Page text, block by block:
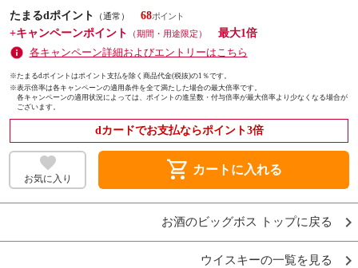
たまるdポイント
（通常）
68
+キャンペーンポイント
（期間・用途限定）
最大1倍
各キャンペーン詳細およびエントリーはこちら
※たまるdポイントはポイント支払を除く商品代金(税抜)の1％です。
※表示倍率は各キャンペーンの適用条件を全て満たした場合の最大倍率です。
各キャンペーンの適用状況によっては、ポイントの進呈数・付与倍率が最大倍率より少なくなる場合が
ございます。
dカードでお支払ならポイント3倍
お気に入り shopping_cart カートに入れる
お酒のビッグボス トップに戻る
ウイスキーの一覧を見る